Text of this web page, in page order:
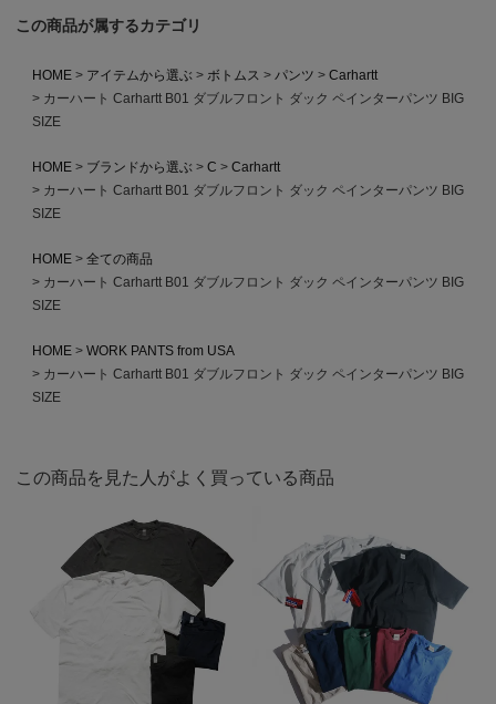
この商品が属するカテゴリ
HOME アイテムから選ぶ ボトムス パンツ
Carhartt
カーハート Carhartt B01 ダブルフロント ダック ペインターパンツ BIG
SIZE
HOME ブランドから選ぶ C
Carhartt
カーハート Carhartt B01 ダブルフロント ダック ペインターパンツ BIG
SIZE
HOME
全ての商品
カーハート Carhartt B01 ダブルフロント ダック ペインターパンツ BIG
SIZE
HOME
WORK PANTS from USA
カーハート Carhartt B01 ダブルフロント ダック ペインターパンツ BIG
SIZE
この商品を見た人がよく買っている商品